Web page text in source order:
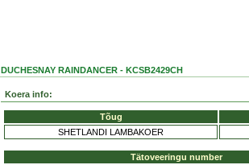
DUCHESNAY RAINDANCER - KCSB2429CH
Koera info:
Tõug
SHETLANDI LAMBAKOER
Tätoveeringu number